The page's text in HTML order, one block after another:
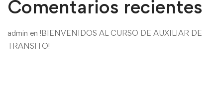
Comentarios recientes
admin en !BIENVENIDOS AL CURSO DE AUXILIAR DE
TRANSITO!